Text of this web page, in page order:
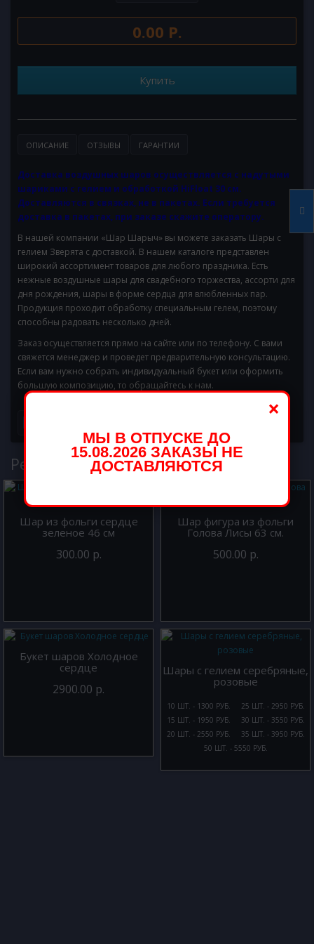
0.00 Р.
Купить
ОПИСАНИЕ ОТЗЫВЫ ГАРАНТИИ
Доставка воздушных шаров осуществляется с надутыми
шариками с гелием и обработкой HiFloat 30 см.
Доставляются в связках, не в пакетах. Если требуется
доставка в пакетах, при заказе скажите оператору.
В нашей компании «Шар Шарыч» вы можете заказать Шары с
гелием Зверята с доставкой. В нашем каталоге представлен
широкий ассортимент товаров для любого праздника. Есть
нежные воздушные шары для свадебного торжества, ассорти для
дня рождения, шары в форме сердца для влюбленных пар.
Продукция проходит обработку специальным гелем, поэтому
способны радовать несколько дней.
Заказ осуществляется прямо на сайте или по телефону. С вами
свяжется менеджер и проведет предварительную консультацию.
Если вам нужно собрать индивидуальный букет или оформить
большую композицию, то обращайтесь к нам.
Рекомендуемые товары
Шар из фольги сердце
зеленое 46 см
300.00 р.
Шар фигура из фольги
Голова Лисы 63 см.
500.00 р.
Букет шаров Холодное
сердце
2900.00 р.
Шары с гелием серебряные,
розовые
10 ШТ. - 1300 РУБ.
15 ШТ. - 1950 РУБ.
20 ШТ. - 2550 РУБ.
25 ШТ. - 2950 РУБ.
30 ШТ. - 3550 РУБ.
35 ШТ. - 3950 РУБ.
50 ШТ. - 5550 РУБ.
×
МЫ В ОТПУСКЕ ДО
15.08.2026 ЗАКАЗЫ НЕ
ДОСТАВЛЯЮТСЯ